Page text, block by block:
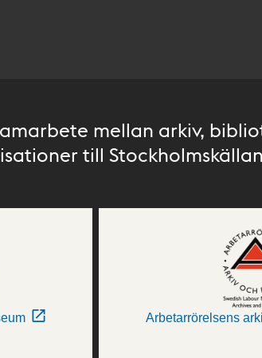
mellan arkiv,
till
Arbetarrörelsens